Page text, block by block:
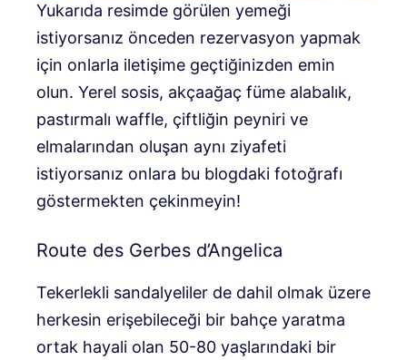
Yukarıda resimde görülen yemeği
istiyorsanız önceden rezervasyon yapmak
için onlarla iletişime geçtiğinizden emin
olun. Yerel sosis, akçaağaç füme alabalık,
pastırmalı waffle, çiftliğin peyniri ve
elmalarından oluşan aynı ziyafeti
istiyorsanız onlara bu blogdaki fotoğrafı
göstermekten çekinmeyin!
Route des Gerbes d’Angelica
Tekerlekli sandalyeliler de dahil olmak üzere
herkesin erişebileceği bir bahçe yaratma
ortak hayali olan 50-80 yaşlarındaki bir